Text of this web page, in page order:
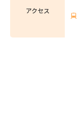
アクセス